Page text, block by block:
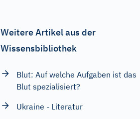
Weitere Artikel aus der
Wissensbibliothek
Blut: Auf welche Aufgaben ist das
Blut spezialisiert?
Ukraine - Literatur